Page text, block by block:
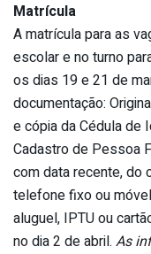
Matrícula
A matrícula para as
escolar e no turno
os dias 19 e 21 de
documentação:
e cópia da Cédula de
Cadastro de Pessoa
com data recente, do
telefone fixo ou
aluguel, IPTU ou
no dia 2 de abril. As